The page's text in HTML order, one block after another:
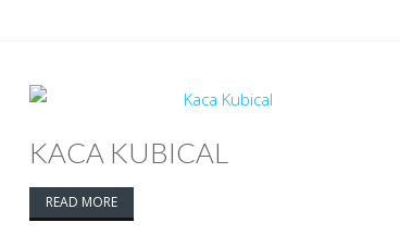
KACA KUBICAL
READ MORE